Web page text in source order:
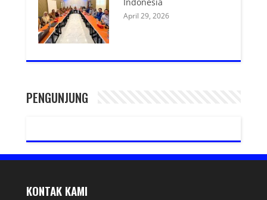
April 29, 2026
PENGUNJUNG
KONTAK KAMI